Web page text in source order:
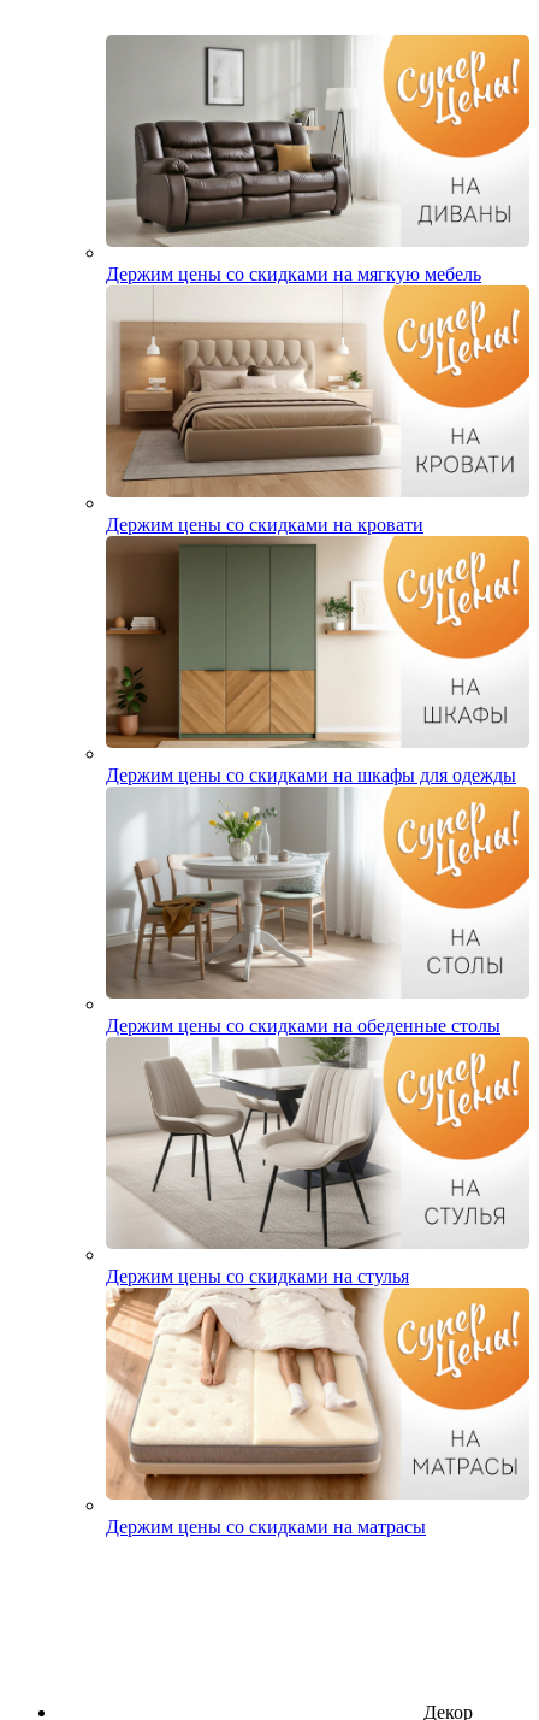
Держим цены со скидками на мягкую мебель
Держим цены со скидками на кровати
Держим цены со скидками на шкафы для одежды
Держим цены со скидками на обеденные столы
Держим цены со скидками на стулья
Держим цены со скидками на матрасы
Декор